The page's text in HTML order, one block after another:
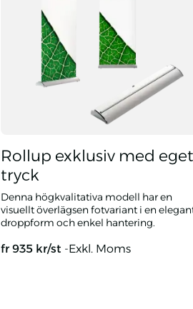
Rollup exklusiv med eget
tryck
Denna högkvalitativa modell har en
visuellt överlägsen fotvariant i en
droppform och enkel hantering.
fr935 kr/st -Exkl. Moms